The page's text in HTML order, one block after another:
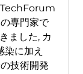
専門家で
ました, カ
染に加え
技術開発